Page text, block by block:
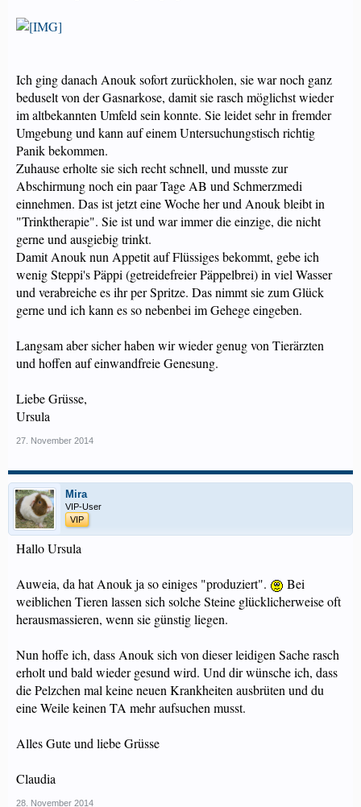
Ich ging danach Anouk sofort zurückholen, sie war noch ganz
beduselt von der Gasnarkose, damit sie rasch möglichst wieder
im altbekannten Umfeld sein konnte. Sie leidet sehr in fremder
Umgebung und kann auf einem Untersuchungstisch richtig
Panik bekommen.
Zuhause erholte sie sich recht schnell, und musste zur
Abschirmung noch ein paar Tage AB und Schmerzmedi
einnehmen. Das ist jetzt eine Woche her und Anouk bleibt in
"Trinktherapie". Sie ist und war immer die einzige, die nicht
gerne und ausgiebig trinkt.
Damit Anouk nun Appetit auf Flüssiges bekommt, gebe ich
wenig Steppi's Päppi (getreidefreier Päppelbrei) in viel Wasser
und verabreiche es ihr per Spritze. Das nimmt sie zum Glück
gerne und ich kann es so nebenbei im Gehege eingeben.
Langsam aber sicher haben wir wieder genug von Tierärzten
und hoffen auf einwandfreie Genesung.
Liebe Grüsse,
Ursula
27. November 2014
Mira
VIP-User
VIP
Hallo Ursula
Auweia, da hat Anouk ja so einiges "produziert".
Bei
weiblichen Tieren lassen sich solche Steine glücklicherweise oft
herausmassieren, wenn sie günstig liegen.
Nun hoffe ich, dass Anouk sich von dieser leidigen Sache rasch
erholt und bald wieder gesund wird. Und dir wünsche ich, dass
die Pelzchen mal keine neuen Krankheiten ausbrüten und du
eine Weile keinen TA mehr aufsuchen musst.
Alles Gute und liebe Grüsse
Claudia
28. November 2014